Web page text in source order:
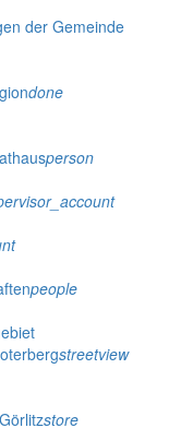
der Gemeinde
done
person
people
streetview
store